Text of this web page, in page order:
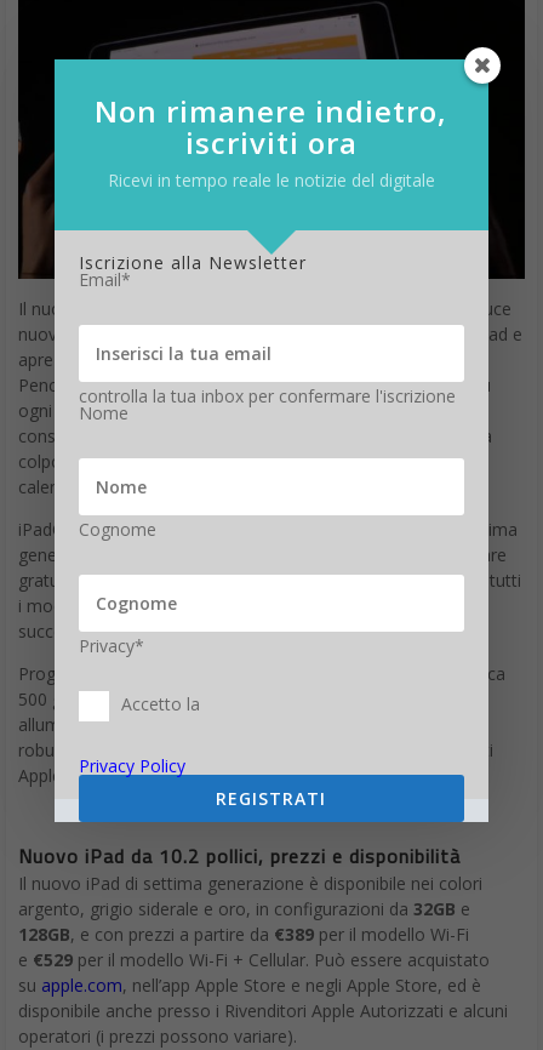
Il nuovo iPad da 10.2 pollici porta con se
che introduce
nuovi modi potenti di lavorare con più file e documenti su iPad e
apre nuove possibilità di creatività e produttività con Apple
Pencil. Una schermata Home riprogettata mostra più app su
ogni pagina e ora è possibile aggiungere la vista Oggi,
consentendo un rapido accesso ai widget per informazioni a
colpo d’occhio tra cui titoli di notizie, meteo e eventi del
calendario.
iPadOS viene fornito gratuitamente con il nuovo iPad di settima
generazione e sarà disponibile come aggiornamento software
gratuito il 30 settembre per iPad Air 2 e versioni successive, tutti
i modelli di iPad Pro, iPad di quinta generazione e versioni
successive e iPad mini 4 e versioni successive.
Progettato per essere ultraportatile e robusto, iPad pesa circa
500 grammi e per la prima volta ha un guscio realizzato in
alluminio riciclato al 100%, che offre la stessa resistenza,
robustezza e splendida finitura dell’alluminio di tutti i prodotti
Apple
Nuovo iPad da 10.2 pollici, prezzi e disponibilità
Il nuovo iPad di settima generazione è disponibile nei colori
argento, grigio siderale e oro, in configurazioni da 32GB e
128GB, e con prezzi a partire da €389 per il modello Wi-Fi
e €529 per il modello Wi-Fi + Cellular. Può essere acquistato
su apple.com, nell’app Apple Store e negli Apple Store, ed è
disponibile anche presso i Rivenditori Apple Autorizzati e alcuni
operatori (i prezzi possono variare).
Non rimanere indietro,
iscriviti ora
Ricevi in tempo reale le notizie del digitale
Iscrizione alla Newsletter
Email*
controlla la tua inbox per confermare l'iscrizione
Nome
Cognome
Privacy*
Accetto la
Privacy Policy
REGISTRATI